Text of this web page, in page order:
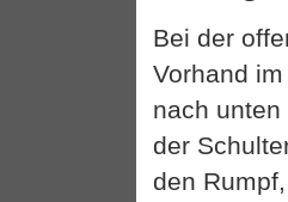
Bei der
Vorhand
nach
der
den